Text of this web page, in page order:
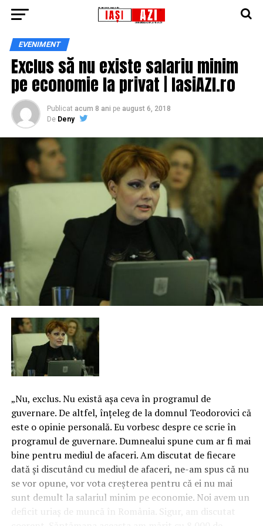
EVENIMENT
Exclus să nu existe salariu minim
pe economie la privat | IasiAZI.ro
Publicat acum 8 ani pe august 6, 2018
De Deny
„Nu, exclus. Nu există aşa ceva în programul de
guvernare. De altfel, înţeleg de la domnul Teodorovici că
este o opinie personală. Eu vorbesc despre ce scrie în
programul de guvernare. Dumnealui spune cum ar fi mai
bine pentru mediul de afaceri. Am discutat de fiecare
dată şi discutând cu mediul de afaceri, ne-am spus că nu
se vor opune, vor vota creşterea pentru că ei nu mai
sunt demult la salariul minim pe economie.Noi avem un
deficit uriaş de muncă în România. Sigur, am discutat